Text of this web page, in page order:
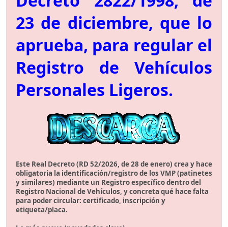
23 de diciembre, que lo
aprueba, para regular el
Registro de Vehículos
Personales Ligeros.
Este Real Decreto (RD 52/2026, de 28 de enero) crea y hace
obligatoria la identificación/registro de los VMP (patinetes
y similares) mediante un Registro específico dentro del
Registro Nacional de Vehículos, y concreta qué hace falta
para poder circular: certificado, inscripción y
etiqueta/placa.